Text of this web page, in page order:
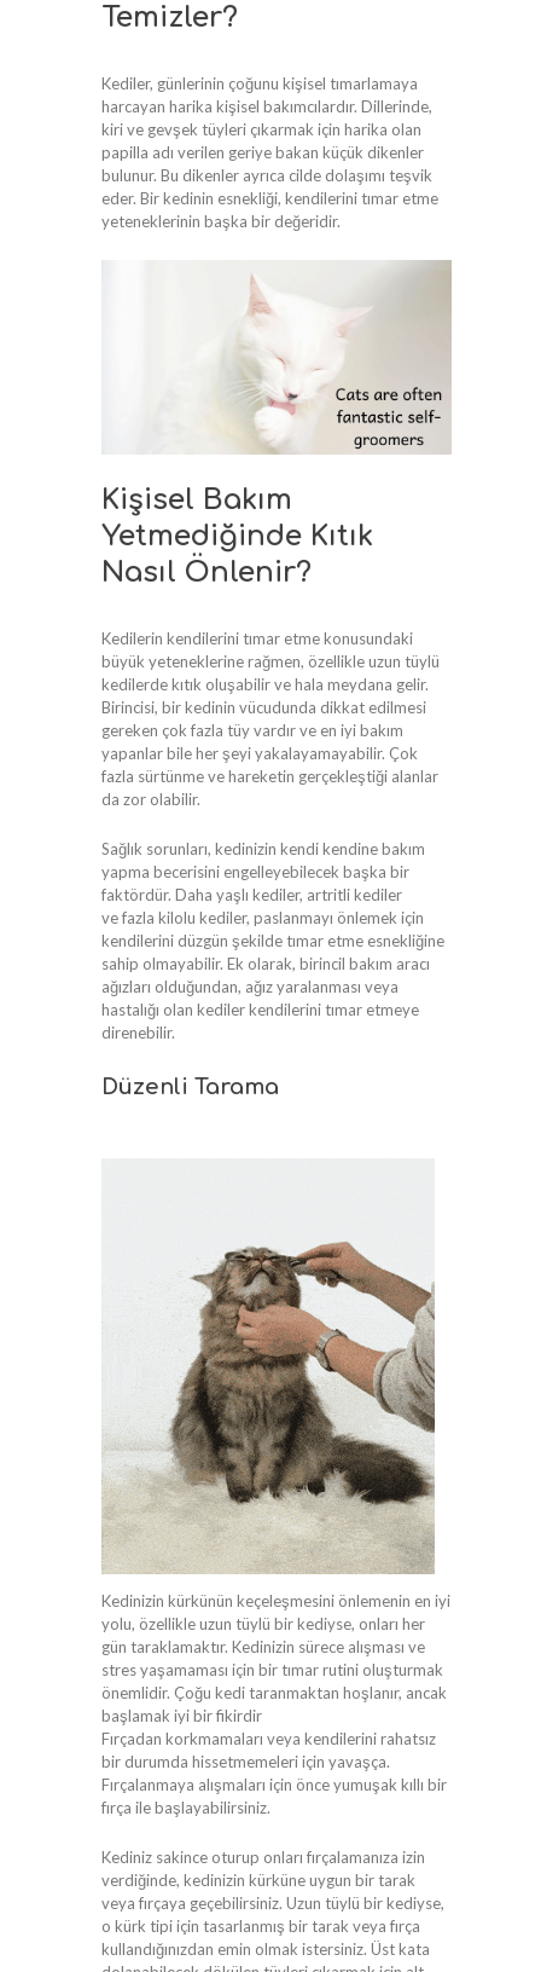
Temizler?
Kediler, günlerinin çoğunu kişisel tımarlamaya
harcayan harika kişisel bakımcılardır. Dillerinde,
kiri ve gevşek tüyleri çıkarmak için harika olan
papilla adı verilen geriye bakan küçük dikenler
bulunur. Bu dikenler ayrıca cilde dolaşımı teşvik
eder. Bir kedinin esnekliği, kendilerini tımar etme
yeteneklerinin başka bir değeridir.
Kişisel Bakım
Yetmediğinde Kıtık
Nasıl Önlenir?
Kedilerin kendilerini tımar etme konusundaki
büyük yeteneklerine rağmen, özellikle uzun tüylü
kedilerde kıtık oluşabilir ve hala meydana gelir.
Birincisi, bir kedinin vücudunda dikkat edilmesi
gereken çok fazla tüy vardır ve en iyi bakım
yapanlar bile her şeyi yakalayamayabilir. Çok
fazla sürtünme ve hareketin gerçekleştiği alanlar
da zor olabilir.
Sağlık sorunları, kedinizin kendi kendine bakım
yapma becerisini engelleyebilecek başka bir
faktördür. Daha yaşlı kediler, artritli kediler
ve fazla kilolu kediler, paslanmayı önlemek için
kendilerini düzgün şekilde tımar etme esnekliğine
sahip olmayabilir. Ek olarak, birincil bakım aracı
ağızları olduğundan, ağız yaralanması veya
hastalığı olan kediler kendilerini tımar etmeye
direnebilir.
Düzenli Tarama
Kedinizin kürkünün keçeleşmesini önlemenin en iyi
yolu, özellikle uzun tüylü bir kediyse, onları her
gün taraklamaktır. Kedinizin sürece alışması ve
stres yaşamaması için bir tımar rutini oluşturmak
önemlidir. Çoğu kedi taranmaktan hoşlanır, ancak
başlamak iyi bir fikirdir
Fırçadan korkmamaları veya kendilerini rahatsız
bir durumda hissetmemeleri için yavaşça.
Fırçalanmaya alışmaları için önce yumuşak kıllı bir
fırça ile başlayabilirsiniz.
Kediniz sakince oturup onları fırçalamanıza izin
verdiğinde, kedinizin kürküne uygun bir tarak
veya fırçaya geçebilirsiniz. Uzun tüylü bir kediyse,
o kürk tipi için tasarlanmış bir tarak veya fırça
kullandığınızdan emin olmak istersiniz. Üst kata